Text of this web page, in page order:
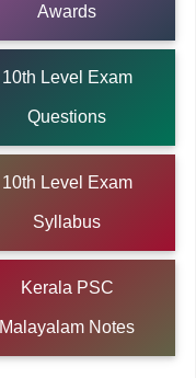
Awards
10th Level Exam
Questions
10th Level Exam
Syllabus
Kerala PSC
Malayalam Notes